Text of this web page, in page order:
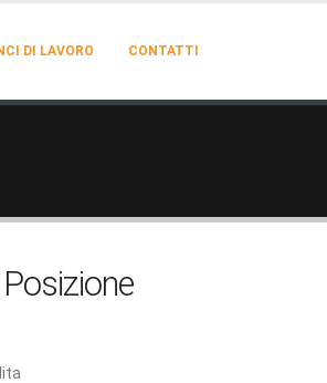
DI LAVORO CONTATTI